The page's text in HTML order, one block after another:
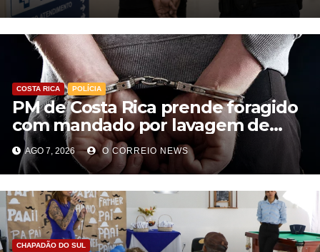
COSTA RICA POLÍCIA
PM de Costa Rica prende foragido
com mandado por lavagem de
dinheiro e estelionato
AGO 7, 2026 O CORREIO NEWS
CHAPADÃO DO SUL